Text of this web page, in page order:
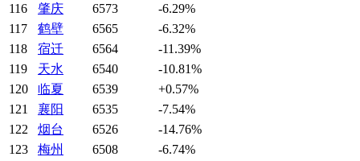
116
肇庆 6573
-6.29%
117
鹤壁 6565
-6.32%
118
宿迁 6564
-11.39%
119
天水 6540
-10.81%
120
临夏 6539
+0.57%
121
襄阳 6535
-7.54%
122
烟台 6526
-14.76%
123
梅州 6508
-6.74%